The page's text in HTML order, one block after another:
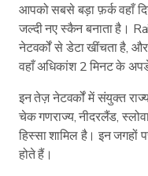
आपको सबसे बड़ा फ़र्क वहाँ
जल्दी नए स्कैन बनाता है।
नेटवर्कों से डेटा खींचता है,
वहाँ अधिकांश 2 मिनट के
इन तेज़ नेटवर्कों में संयुक्त
चेक गणराज्य, नीदरलैंड,
हिस्सा शामिल है। इन
होते हैं।